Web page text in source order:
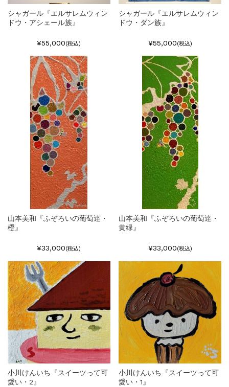
シャガール『エルサレムウィン
ドウ・アシェール族』
¥55,000(税込)
シャガール『エルサレムウィン
ドウ・ダン族』
¥55,000(税込)
山本美和『ふぞろいの葡萄達・
橙』
¥33,000(税込)
山本美和『ふぞろいの葡萄達・
黄緑』
¥33,000(税込)
小川けんいち『スイーツって可
愛い・2』
小川けんいち『スイーツって可
愛い・1』